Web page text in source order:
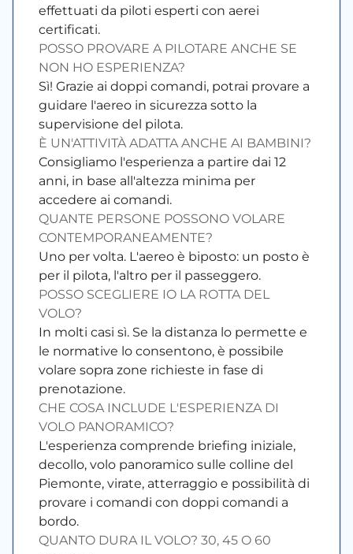
effettuati da piloti esperti con aerei
certificati.
POSSO PROVARE A PILOTARE ANCHE SE
NON HO ESPERIENZA?
Sì! Grazie ai doppi comandi, potrai provare a
guidare l'aereo in sicurezza sotto la
supervisione del pilota.
È UN'ATTIVITÀ ADATTA ANCHE AI BAMBINI?
Consigliamo l'esperienza a partire dai 12
anni, in base all'altezza minima per
accedere ai comandi.
QUANTE PERSONE POSSONO VOLARE
CONTEMPORANEAMENTE?
Uno per volta. L'aereo è biposto: un posto è
per il pilota, l'altro per il passeggero.
POSSO SCEGLIERE IO LA ROTTA DEL
VOLO?
In molti casi sì. Se la distanza lo permette e
le normative lo consentono, è possibile
volare sopra zone richieste in fase di
prenotazione.
CHE COSA INCLUDE L'ESPERIENZA DI
VOLO PANORAMICO?
L'esperienza comprende briefing iniziale,
decollo, volo panoramico sulle colline del
Piemonte, virate, atterraggio e possibilità di
provare i comandi con doppi comandi a
bordo.
QUANTO DURA IL VOLO? 30, 45 O 60